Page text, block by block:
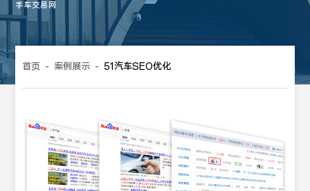
手车交易网
首页 - 案例展示 - 51汽车SEO优化